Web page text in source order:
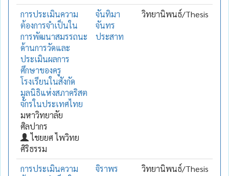
การประเมินความ
ต้องการจำเป็นใน
การพัฒนาสมรรถนะ
ด้านการวัดและ
ประเมินผลการ
ศึกษาของครู
โรงเรียนในสังกัด
มูลนิธิแห่งสภาคริสต
จักรในประเทศไทย
มหาวิทยาลัย
ศิลปากร
ไชยยศ ไพวิทย
ศิริธรรม
จันทิมา
จันทร
ประสาท
วิทยานิพนธ์/Thesis
การประเมินความ
จิราพร
วิทยานิพนธ์/Thesis